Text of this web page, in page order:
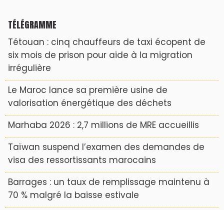
TÉLÉGRAMME
Tétouan : cinq chauffeurs de taxi écopent de
six mois de prison pour aide à la migration
irrégulière
Le Maroc lance sa première usine de
valorisation énergétique des déchets
Marhaba 2026 : 2,7 millions de MRE accueillis
Taïwan suspend l’examen des demandes de
visa des ressortissants marocains
Barrages : un taux de remplissage maintenu à
70 % malgré la baisse estivale